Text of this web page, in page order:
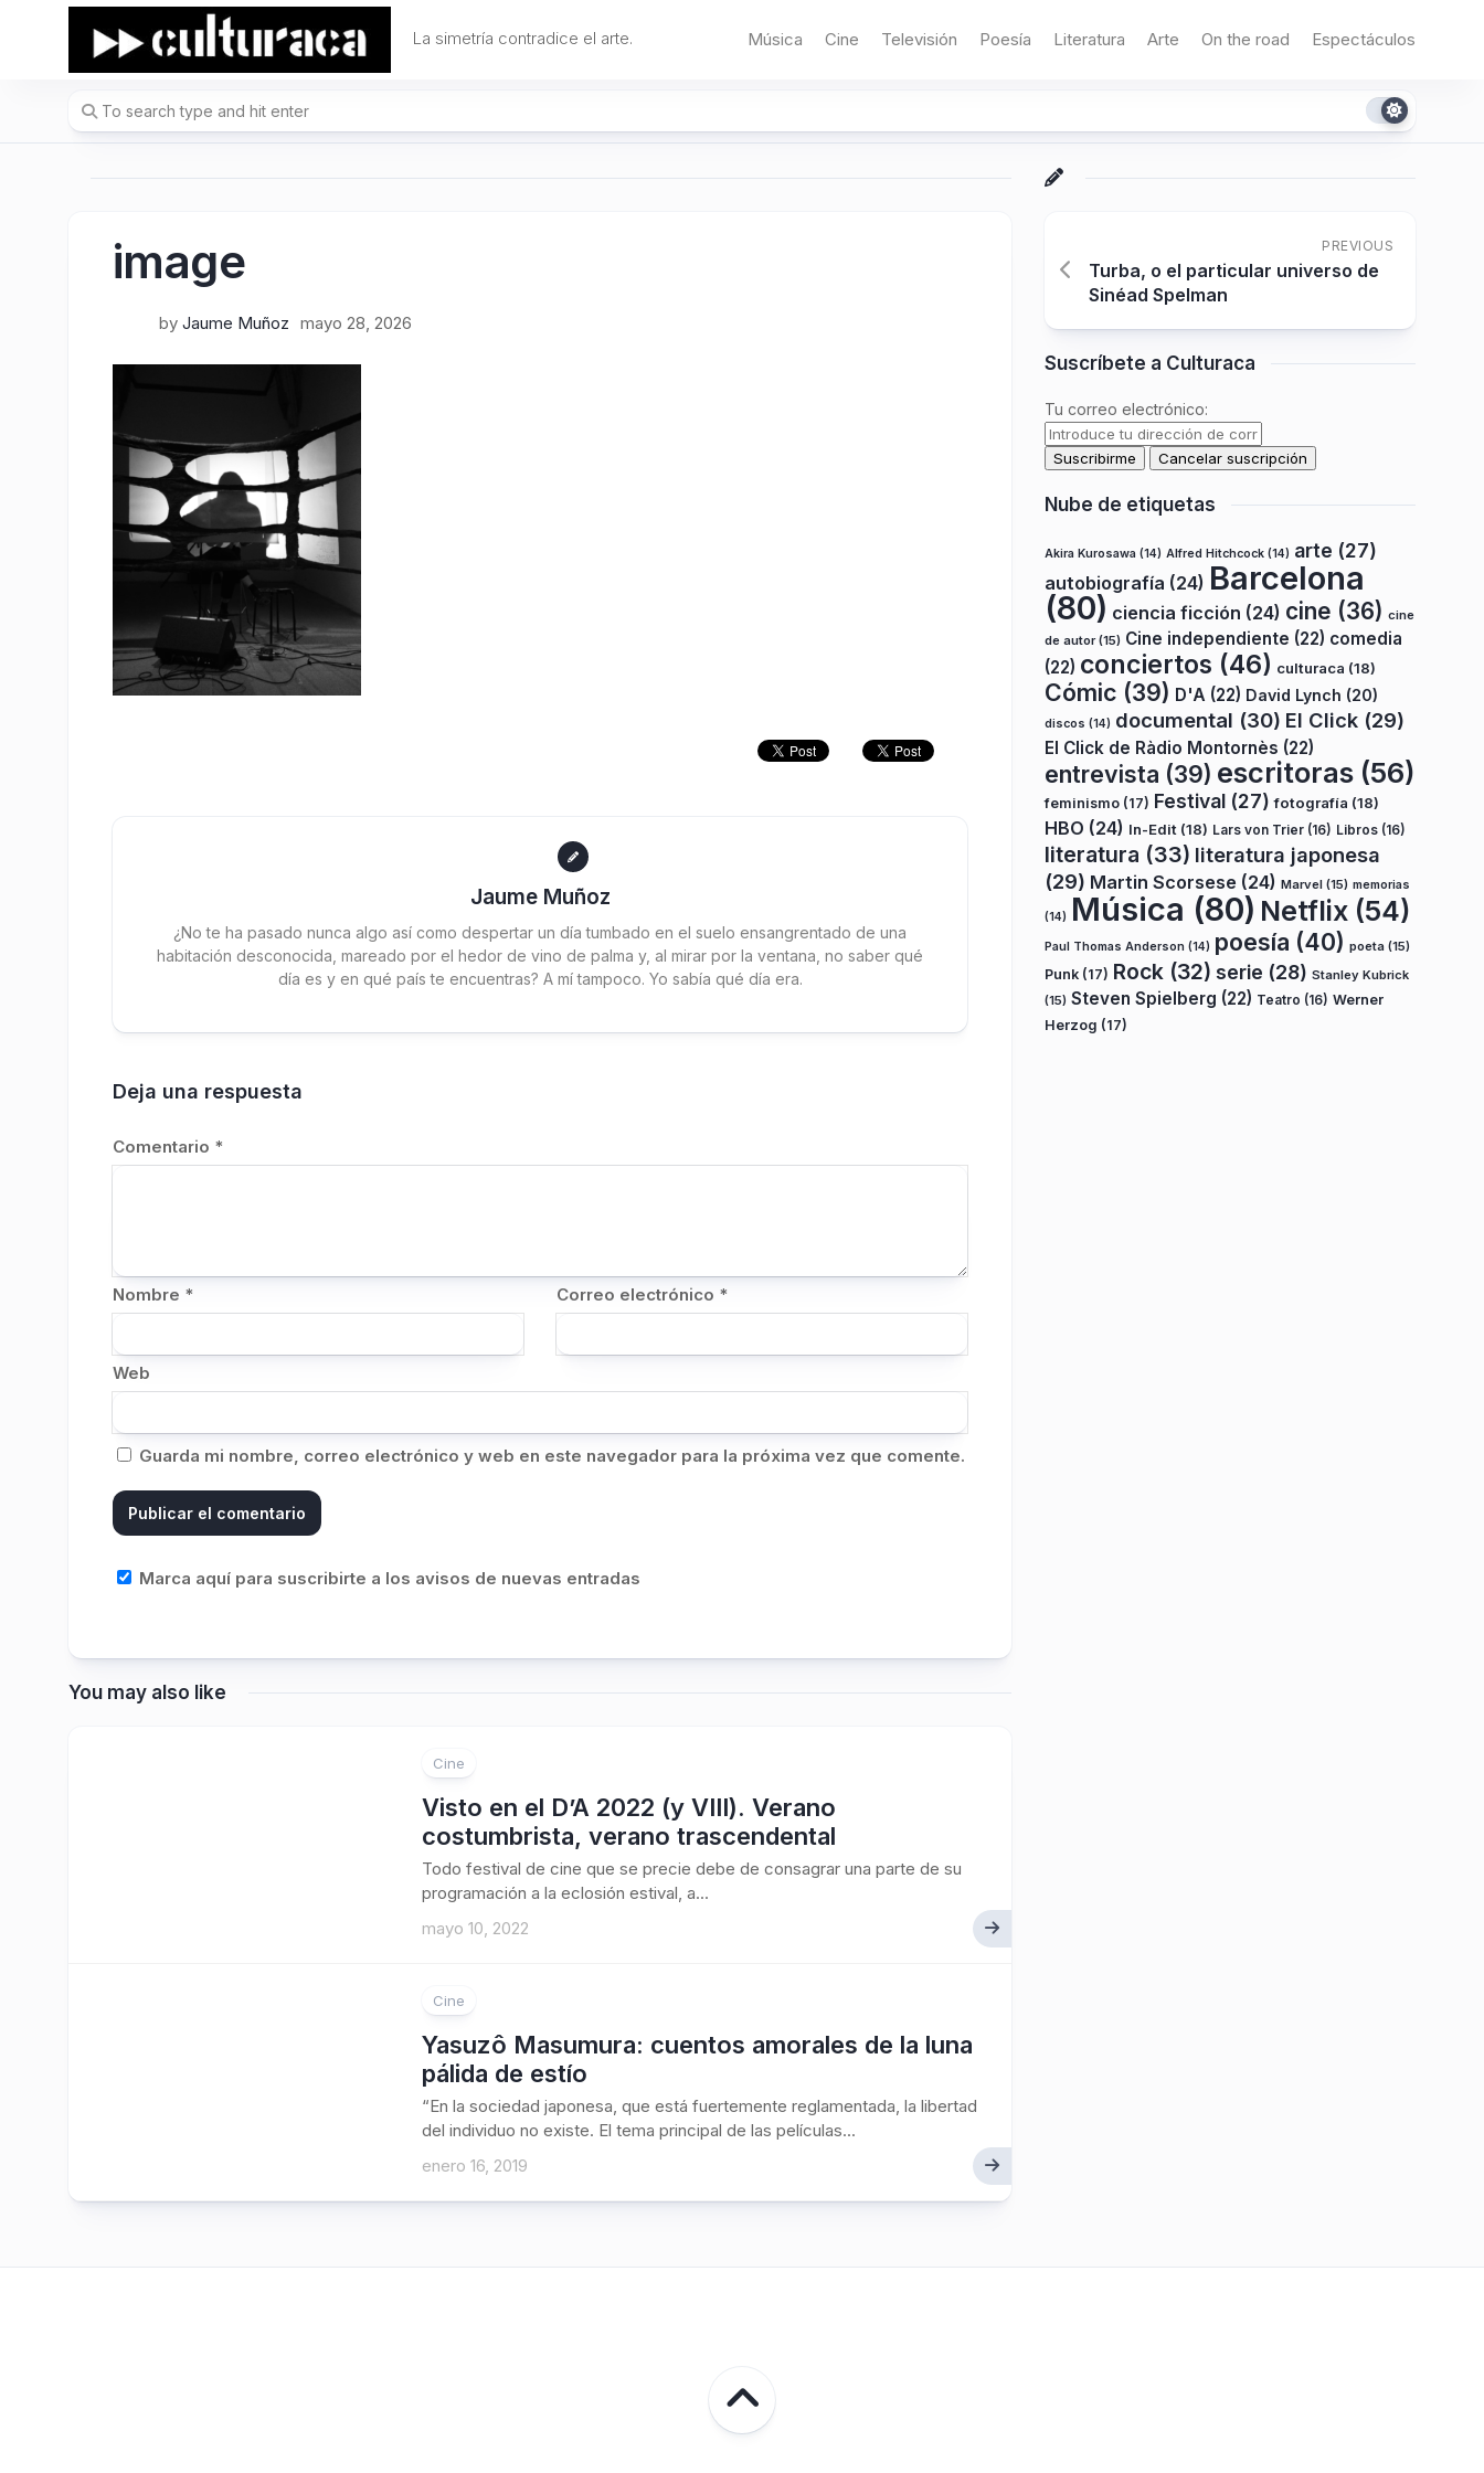
La simetría contradice el arte. Música Cine Televisión Poesía Literatura Arte On the road Espectáculos
image
by Jaume Muñoz mayo 28, 2026
Jaume Muñoz
¿No te ha pasado nunca algo así como despertar un día tumbado en el suelo ensangrentado de una
habitación desconocida, mareado por el hedor de vino de palma y, al mirar por la ventana, no saber qué
día es y en qué país te encuentras? A mí tampoco. Yo sabía qué día era.
Deja una respuesta
Comentario *
Nombre * Correo electrónico *
Web
Guarda mi nombre, correo electrónico y web en este navegador para la próxima vez que comente.
Marca aquí para suscribirte a los avisos de nuevas entradas
You may also like
Cine
Visto en el D’A 2022 (y VIII). Verano
costumbrista, verano trascendental
Todo festival de cine que se precie debe de consagrar una parte de su
programación a la eclosión estival, a...
mayo 10, 2022
Cine
Yasuzô Masumura: cuentos amorales de la luna
pálida de estío
“En la sociedad japonesa, que está fuertemente reglamentada, la libertad
del individuo no existe. El tema principal de las películas...
enero 16, 2019
PREVIOUS
Turba, o el particular universo de
Sinéad Spelman
Suscríbete a Culturaca
Tu correo electrónico:
Nube de etiquetas
Akira Kurosawa (14) Alfred Hitchcock (14) arte (27)
autobiografía (24) Barcelona
(80) ciencia ficción (24) cine (36) cine
de autor(15) Cine independiente (22) comedia
(22) conciertos (46) culturaca (18)
Cómic (39) D'A (22) David Lynch (20)
discos (14) documental (30) El Click (29)
El Click de Ràdio Montornès (22)
entrevista (39) escritoras (56)
feminismo (17) Festival (27) fotografía (18)
HBO (24) In-Edit (18) Lars von Trier (16) Libros (16)
literatura (33) literatura japonesa
(29) Martin Scorsese (24) Marvel (15) memorias
(14) Música (80) Netflix (54)
Paul Thomas Anderson (14) poesía (40) poeta (15)
Punk (17) Rock (32) serie (28) Stanley Kubrick
(15) Steven Spielberg (22) Teatro (16) Werner
Herzog (17)